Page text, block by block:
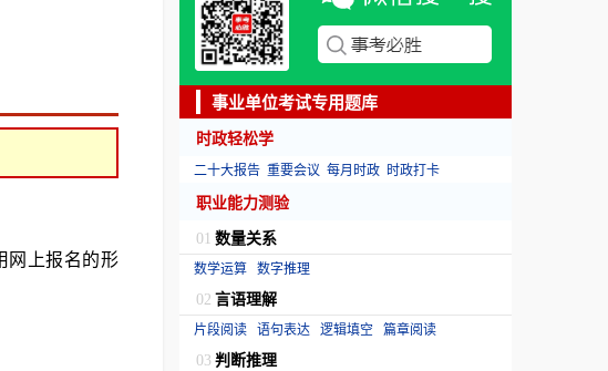
网上报名的形
事业单位考试专用题库
时政轻松学
二十大报告 重要会议 每月时政 时政打卡
职业能力测验
01 数量关系
数学运算 数字推理
02 言语理解
片段阅读 语句表达 逻辑填空 篇章阅读
03 判断推理